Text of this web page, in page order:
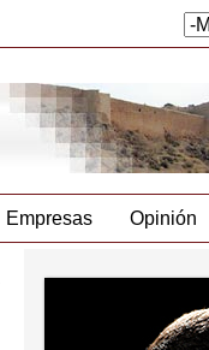
Empresas Opinión